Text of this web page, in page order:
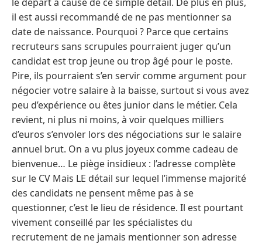
il est aussi recommandé de ne pas mentionner sa
date de naissance. Pourquoi ? Parce que certains
recruteurs sans scrupules pourraient juger qu’un
candidat est trop jeune ou trop âgé pour le poste.
Pire, ils pourraient s’en servir comme argument pour
négocier votre salaire à la baisse, surtout si vous avez
peu d’expérience ou êtes junior dans le métier. Cela
revient, ni plus ni moins, à voir quelques milliers
d’euros s’envoler lors des négociations sur le salaire
annuel brut. On a vu plus joyeux comme cadeau de
bienvenue… Le piège insidieux : l’adresse complète
sur le CV Mais LE détail sur lequel l’immense majorité
des candidats ne pensent même pas à se
questionner, c’est le lieu de résidence. Il est pourtant
vivement conseillé par les spécialistes du
recrutement de ne jamais mentionner son adresse